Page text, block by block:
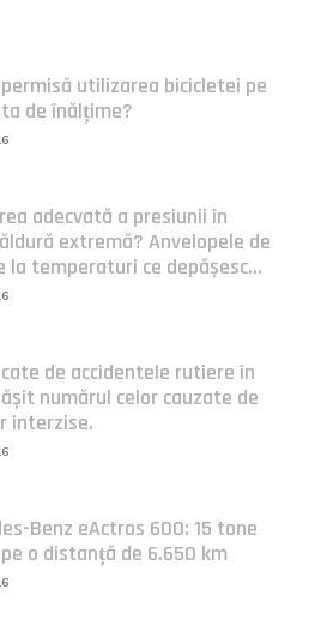
utilizarea bicicletei pe
de înălțime?
adecvată a presiunii în
extremă? Anvelopele de
la temperaturi ce depășesc...
de accidentele rutiere în
numărul celor cauzate de
interzise.
Benz eActros 600: 15 tone
o distanță de 6.650 km